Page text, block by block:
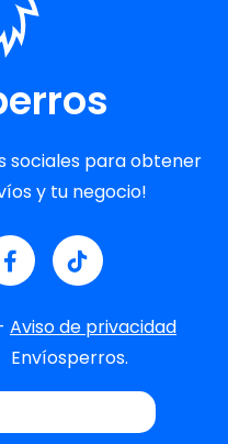
sociales para obtener
y tu negocio!
Aviso de privacidad
Envíosperros.